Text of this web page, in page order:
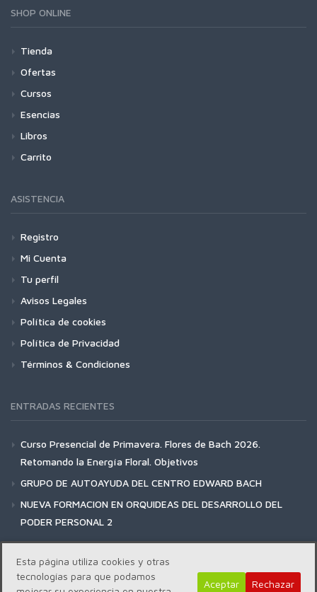
SHOP ONLINE
Tienda
Ofertas
Cursos
Esencias
Libros
Carrito
ASISTENCIA
Registro
Mi Cuenta
Tu perfil
Avisos Legales
Política de cookies
Política de Privacidad
Términos & Condiciones
ENTRADAS RECIENTES
Curso Presencial de Primavera. Flores de Bach 2026.
Retomando la Energía Floral. Objetivos
GRUPO DE AUTOAYUDA DEL CENTRO EDWARD BACH
NUEVA FORMACION EN ORQUIDEAS DEL DESARROLLO DEL
PODER PERSONAL 2
Esta página utiliza cookies y otras
tecnologías para que podamos
Aceptar Rechazar